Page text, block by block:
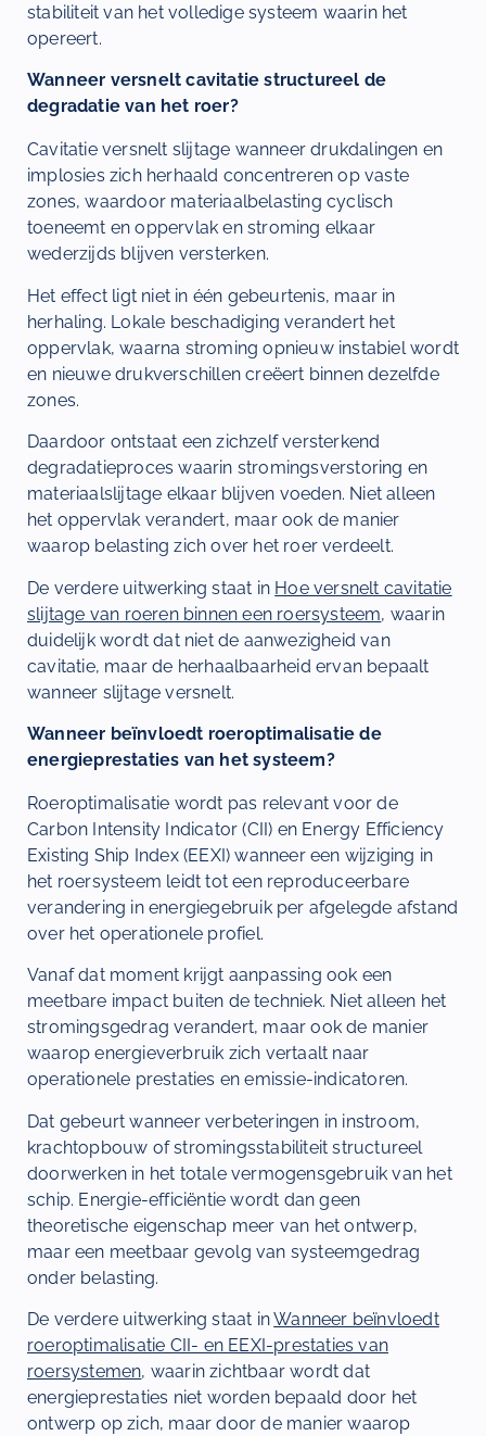
stabiliteit van het volledige systeem waarin het
opereert.
Wanneer versnelt cavitatie structureel de
degradatie van het roer?
Cavitatie versnelt slijtage wanneer drukdalingen en
implosies zich herhaald concentreren op vaste
zones, waardoor materiaalbelasting cyclisch
toeneemt en oppervlak en stroming elkaar
wederzijds blijven versterken.
Het effect ligt niet in één gebeurtenis, maar in
herhaling. Lokale beschadiging verandert het
oppervlak, waarna stroming opnieuw instabiel wordt
en nieuwe drukverschillen creëert binnen dezelfde
zones.
Daardoor ontstaat een zichzelf versterkend
degradatieproces waarin stromingsverstoring en
materiaalslijtage elkaar blijven voeden. Niet alleen
het oppervlak verandert, maar ook de manier
waarop belasting zich over het roer verdeelt.
De verdere uitwerking staat in Hoe versnelt cavitatie
slijtage van roeren binnen een roersysteem, waarin
duidelijk wordt dat niet de aanwezigheid van
cavitatie, maar de herhaalbaarheid ervan bepaalt
wanneer slijtage versnelt.
Wanneer beïnvloedt roeroptimalisatie de
energieprestaties van het systeem?
Roeroptimalisatie wordt pas relevant voor de
Carbon Intensity Indicator (CII) en Energy Efficiency
Existing Ship Index (EEXI) wanneer een wijziging in
het roersysteem leidt tot een reproduceerbare
verandering in energiegebruik per afgelegde afstand
over het operationele profiel.
Vanaf dat moment krijgt aanpassing ook een
meetbare impact buiten de techniek. Niet alleen het
stromingsgedrag verandert, maar ook de manier
waarop energieverbruik zich vertaalt naar
operationele prestaties en emissie-indicatoren.
Dat gebeurt wanneer verbeteringen in instroom,
krachtopbouw of stromingsstabiliteit structureel
doorwerken in het totale vermogensgebruik van het
schip. Energie-efficiëntie wordt dan geen
theoretische eigenschap meer van het ontwerp,
maar een meetbaar gevolg van systeemgedrag
onder belasting.
De verdere uitwerking staat inWanneer beïnvloedt
roeroptimalisatie CII- en EEXI-prestaties van
roersystemen, waarin zichtbaar wordt dat
energieprestaties niet worden bepaald door het
ontwerp op zich, maar door de manier waarop